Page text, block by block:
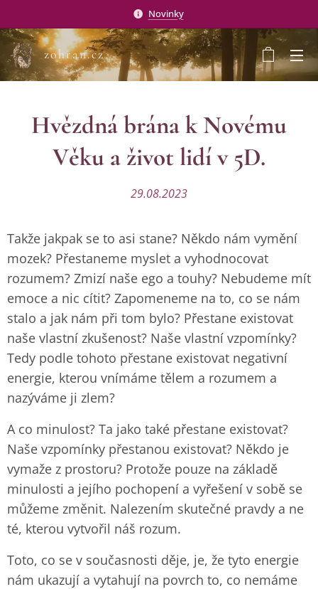
Novinky
zohran.cz
Hvězdná brána k Novému
Věku a život lidí v 5D.
29.08.2023
Takže jakpak se to asi stane? Někdo nám vymění
mozek? Přestaneme myslet a vyhodnocovat
rozumem? Zmizí naše ego a touhy? Nebudeme mít
emoce a nic cítit? Zapomeneme na to, co se nám
stalo a jak nám při tom bylo? Přestane existovat
naše vlastní zkušenost? Naše vlastní vzpomínky?
Tedy podle tohoto přestane existovat negativní
energie, kterou vnímáme tělem a rozumem a
nazýváme ji zlem?
A co minulost? Ta jako také přestane existovat?
Naše vzpomínky přestanou existovat? Někdo je
vymaže z prostoru? Protože pouze na základě
minulosti a jejího pochopení a vyřešení v sobě se
můžeme změnit. Nalezením skutečné pravdy a ne
té, kterou vytvořil náš rozum.
Toto, co se v současnosti děje, je, že tyto energie
nám ukazují a vytahují na povrch to, co nemáme